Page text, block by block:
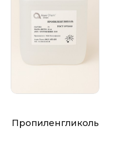
Пропиленгликоль